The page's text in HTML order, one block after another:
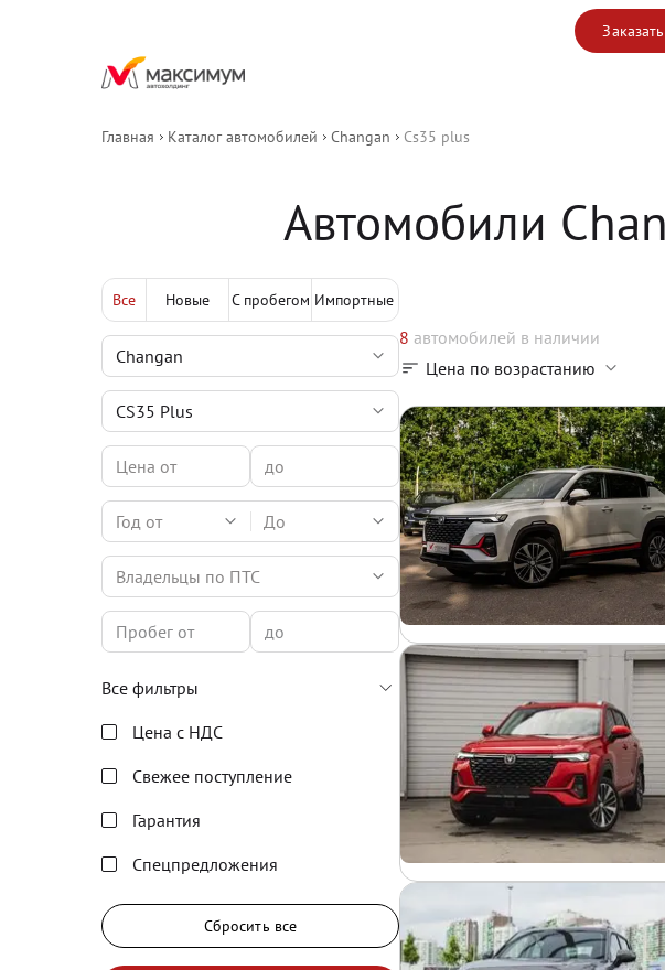
Главная Каталог автомобилей Changan Cs35 plus
Автомобили
Все Новые С пробегом Импортные
Год от До
Владельцы по ПТС
Все фильтры
Цена с НДС
Свежее поступление
Гарантия
Спецпредложения
Сбросить все
8 автомобилей в наличии
Цена по возрастанию